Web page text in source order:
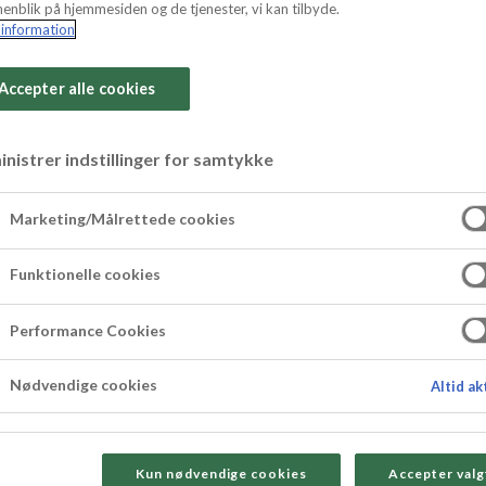
fotbollslaget, kollegorna eller till en
Kärleksmums med mandelmassa,
i smaken vilket gör den till en
på hjemmesiden og de tjenester, vi kan tilbyde.
alle cookies
indstillinger for samtykke
Marketing/Målrettede cookies
Funktionelle cookies
Performance Cookies
Nødvendige cookies Altid
Kun nødvendige cookies Accepter